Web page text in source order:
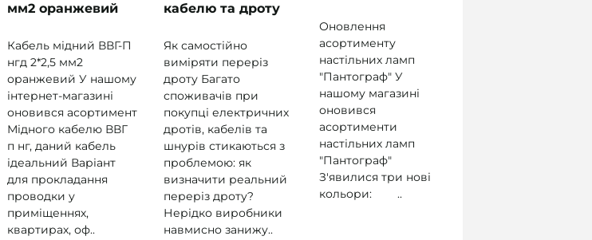
мм2 оранжевий
Кабель мідний ВВГ-П
нгд 2*2,5 мм2
оранжевий У нашому
інтернет-магазині
оновився асортимент
Мідного кабелю ВВГ
п нг, даний кабель
ідеальний Варіант
для прокладання
проводки у
приміщеннях,
квартирах, оф..
кабелю та дроту
Як самостійно
виміряти переріз
дроту Багато
споживачів при
покупці електричних
дротів, кабелів та
шнурів стикаються з
проблемою: як
визначити реальний
переріз дроту?
Нерідко виробники
навмисно занижу..
Оновлення
асортименту
настільних ламп
"Пантограф" У
нашому магазині
оновився
асортименти
настільних ламп
"Пантограф"
З'явилися три нові
кольори: ..